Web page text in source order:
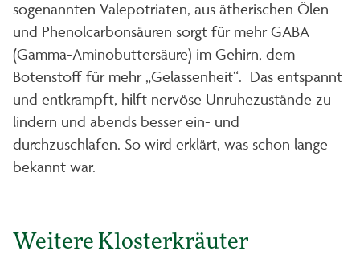
sogenannten Valepotriaten, aus ätherischen Ölen
und Phenolcarbonsäuren sorgt für mehr GABA
(Gamma-Aminobuttersäure) im Gehirn, dem
Botenstoff für mehr „Gelassenheit“. Das entspannt
und entkrampft, hilft nervöse Unruhezustände zu
lindern und abends besser ein- und
durchzuschlafen. So wird erklärt, was schon lange
bekannt war.
Weitere Klosterkräuter